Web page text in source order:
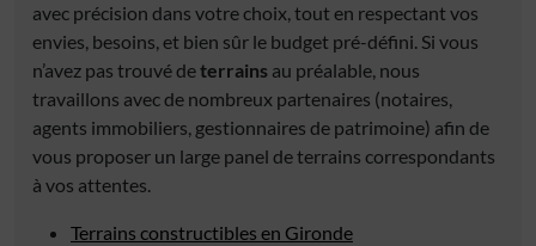
avec précision dans votre choix, tout en respectant vos
envies, besoins, et bien sûr le budget pré-défini. Si vous
n’avez pas trouvé deterrains au préalable, nous
travaillons avec de nombreux partenaires (notaires,
agents immobiliers, gestionnaires de patrimoine) afin de
vous proposer un large panel de terrains correspondants
à vos attentes.
Terrains constructibles en Gironde